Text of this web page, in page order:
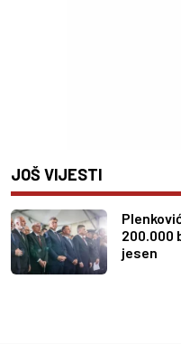
JOŠ VIJESTI
200.000
jesen